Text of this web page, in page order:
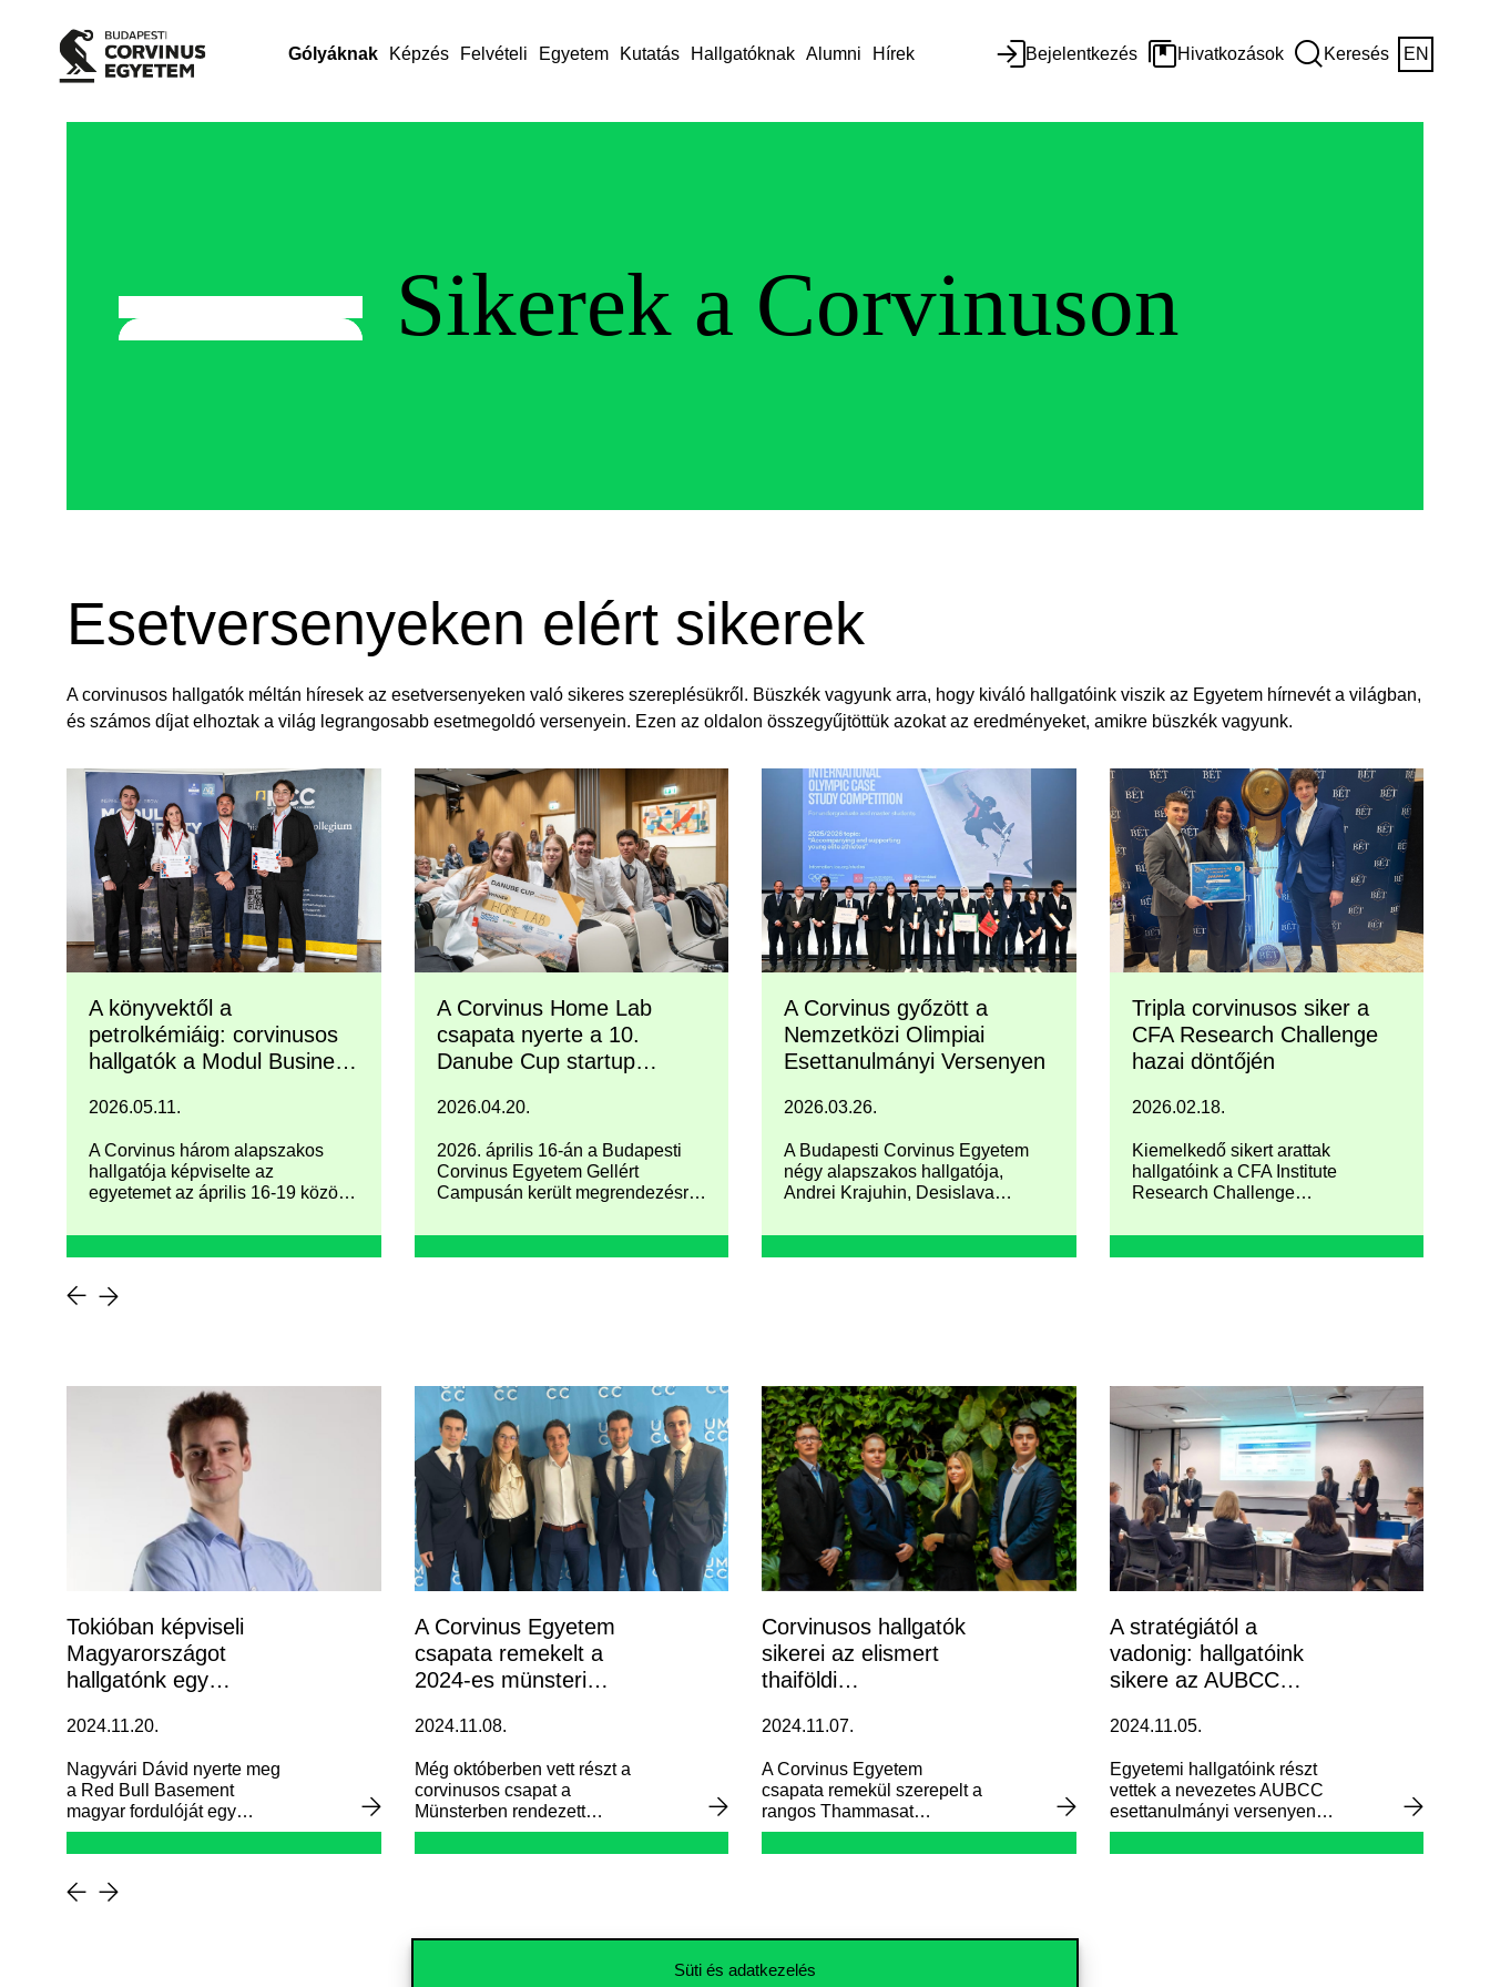
Süti és adatkezelés
Gólyáknak Képzés Felvételi Egyetem Kutatás Hallgatóknak Alumni Hírek Bejelentkezés Hivatkozások Keresés EN
Sikerek a Corvinuson
Esetversenyeken elért sikerek​
A corvinusos hallgatók méltán híresek az esetversenyeken való sikeres szereplésükről. Büszkék vagyunk arra, hogy kiváló hallgatóink viszik az Egyetem hírnevét a világban,
és számos díjat elhoztak a világ legrangosabb esetmegoldó versenyein. Ezen az oldalon összegyűjtöttük azokat az eredményeket, amikre büszkék vagyunk.
A könyvektől a
petrolkémiáig: corvinusos
hallgatók a Modul Business
döntőjében
2026.05.11.
A Corvinus három alapszakos
hallgatója képviselte az
egyetemet az április 16-19 között
Championship 2026 bécsi
döntőjében, miután az év elején
online fordulóban.
A Corvinus Home Lab
csapata nyerte a 10.
Danube Cup startup
2026.04.20.
2026. április 16-án a Budapesti
Corvinus Egyetem Gellért
Campusán került megrendezésre
(Danube Cup) nemzetközi startup
verseny hazai döntője.
A Corvinus győzött a
Nemzetközi Olimpiai
Esettanulmányi Versenyen
2026.03.26.
A Budapesti Corvinus Egyetem
négy alapszakos hallgatója,
Andrei Krajuhin, Desislava
Kseniia Pyzhova Lausanne-ba,
Svájcba utazott, hogy részt
sportmenedzsmenttel, és végül
bajnokként tértek haza.
Tripla corvinusos siker a
CFA Research Challenge
hazai döntőjén
2026.02.18.
Kiemelkedő sikert arattak
hallgatóink a CFA Institute
Research Challenge
második és a negyedik helyet is
corvinusos csapat szerezte meg.
Tokióban képviseli
Magyarországot
hallgatónk egy
2024.11.20.
Nagyvári Dávid nyerte meg
a Red Bull Basement
magyar fordulóját egy
személyre szabott
kapszulagardróbot létrehozó
Az ötletverseny jóvoltából
A Corvinus Egyetem
csapata remekelt a
2024-es münsteri
2024.11.08.
Még októberben vett részt a
corvinusos csapat a
Münsterben rendezett
megmérettetésen, ahol
három olyan kihívást jelentő
innováció és a csapatmunka
Corvinusos hallgatók
sikerei az elismert
thaiföldi
2024.11.07.
A Corvinus Egyetem
csapata remekül szerepelt a
rangos Thammasat
Undergraduate Business
Challenge (TUBC)
mérhették össze tudásukat.
A stratégiától a
vadonig: hallgatóink
sikere az AUBCC
2024.11.05.
Egyetemi hallgatóink részt
vettek a nevezetes AUBCC
esettanulmányi versenyen
Sydney-ben, Ausztráliában.